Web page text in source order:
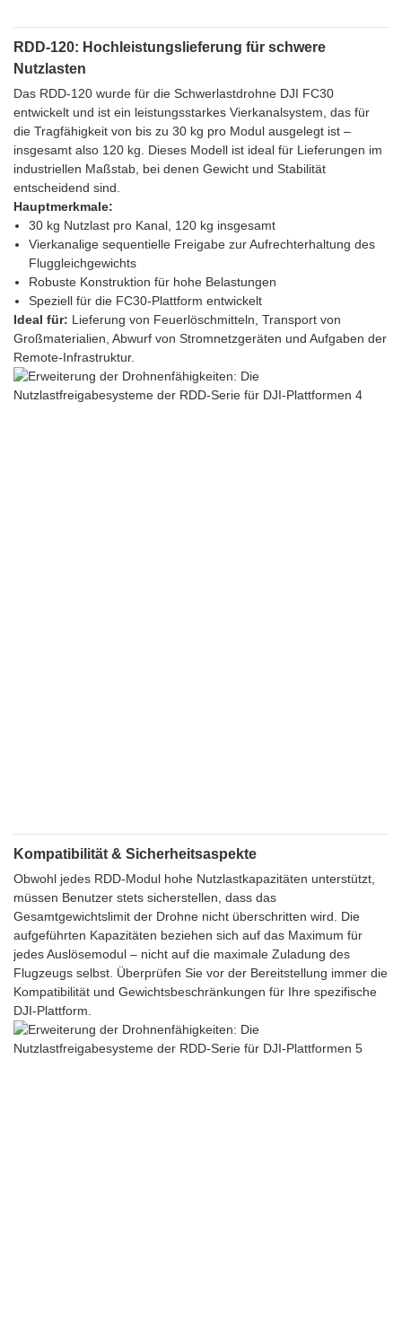
RDD-120: Hochleistungslieferung für schwere
Nutzlasten
Das RDD-120 wurde für die Schwerlastdrohne DJI FC30
entwickelt und ist ein leistungsstarkes Vierkanalsystem, das für
die Tragfähigkeit von bis zu 30 kg pro Modul ausgelegt ist –
insgesamt also 120 kg. Dieses Modell ist ideal für Lieferungen im
industriellen Maßstab, bei denen Gewicht und Stabilität
entscheidend sind.
Hauptmerkmale:
30 kg Nutzlast pro Kanal, 120 kg insgesamt
Vierkanalige sequentielle Freigabe zur Aufrechterhaltung des
Fluggleichgewichts
Robuste Konstruktion für hohe Belastungen
Speziell für die FC30-Plattform entwickelt
Ideal für: Lieferung von Feuerlöschmitteln, Transport von
Großmaterialien, Abwurf von Stromnetzgeräten und Aufgaben der
Remote-Infrastruktur.
Kompatibilität & Sicherheitsaspekte
Obwohl jedes RDD-Modul hohe Nutzlastkapazitäten unterstützt,
müssen Benutzer stets sicherstellen, dass das
Gesamtgewichtslimit der Drohne nicht überschritten wird. Die
aufgeführten Kapazitäten beziehen sich auf das Maximum für
jedes Auslösemodul – nicht auf die maximale Zuladung des
Flugzeugs selbst. Überprüfen Sie vor der Bereitstellung immer die
Kompatibilität und Gewichtsbeschränkungen für Ihre spezifische
DJI-Plattform.